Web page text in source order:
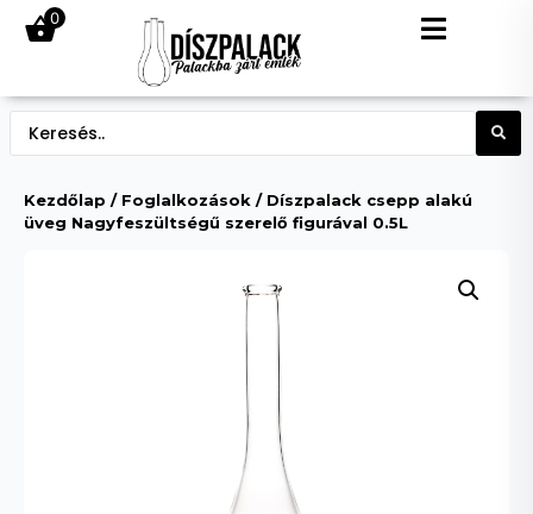
0
Kezdőlap / Foglalkozások / Díszpalack csepp alakú
üveg Nagyfeszültségű szerelő figurával 0.5L